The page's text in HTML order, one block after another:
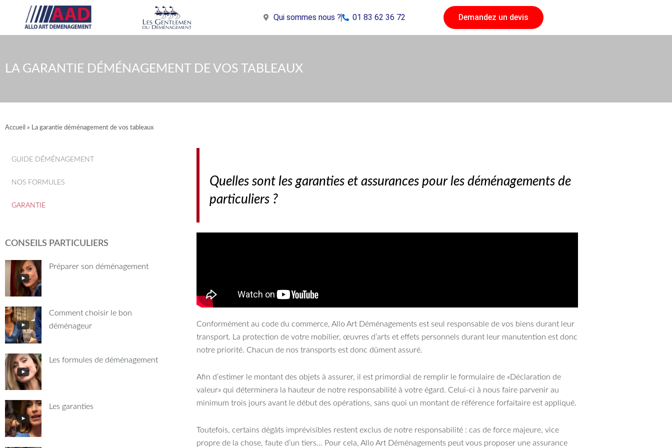
contenu
Qui sommes nous ? 01 83 62 36 72 Demandez un devis
LA GARANTIE DÉMÉNAGEMENT DE VOS TABLEAUX
Accueil » La garantie déménagement de vos tableaux
GUIDE DÉMÉNAGEMENT
NOS FORMULES
GARANTIE
CONSEILS PARTICULIERS
Préparer son déménagement
Comment choisir le bon
déménageur
Les formules de déménagement
Les garanties
Quelles sont les garanties et assurances pour les déménagements de
particuliers ?
Conformément au code du commerce, Allo Art Déménagements est seul responsable de vos biens durant leur
transport. La protection de votre mobilier, œuvres d’arts et effets personnels durant leur manutention est donc
notre priorité. Chacun de nos transports est donc dûment assuré.
Afin d’estimer le montant des objets à assurer, il est primordial de remplir le formulaire de «Déclaration de
valeur» qui déterminera la hauteur de notre responsabilité à votre égard. Celui-ci à nous faire parvenir au
minimum trois jours avant le début des opérations, sans quoi un montant de référence forfaitaire est appliqué.
Toutefois, certains dégâts imprévisibles restent exclus de notre responsabilité : cas de force majeure, vice
propre de la chose, faute d’un tiers… Pour cela, Allo Art Déménagements peut vous proposer une assurance